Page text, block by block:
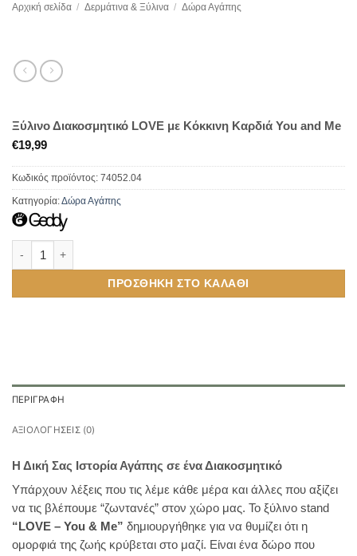
Αρχική σελίδα / Δερμάτινα & Ξύλινα / Δώρα Αγάπης
Ξύλινο Διακοσμητικό LOVE με Κόκκινη Καρδιά You and Me
€19,99
Κωδικός προϊόντος: 74052.04
Κατηγορία:Δώρα Αγάπης
ΠΡΟΣΘΉΚΗ ΣΤΟ ΚΑΛΆΘΙ
ΠΕΡΙΓΡΑΦΉ
ΑΞΙΟΛΟΓΉΣΕΙΣ (0)
Η Δική Σας Ιστορία Αγάπης σε ένα Διακοσμητικό
Υπάρχουν λέξεις που τις λέμε κάθε μέρα και άλλες που αξίζει
να τις βλέπουμε “ζωντανές” στον χώρο μας. Το ξύλινο stand
“LOVE – You & Me” δημιουργήθηκε για να θυμίζει ότι η
ομορφιά της ζωής κρύβεται στο μαζί. Είναι ένα δώρο που